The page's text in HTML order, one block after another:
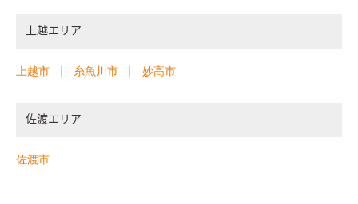
上越エリア
上越市 糸魚川市 妙高市
佐渡エリア
佐渡市